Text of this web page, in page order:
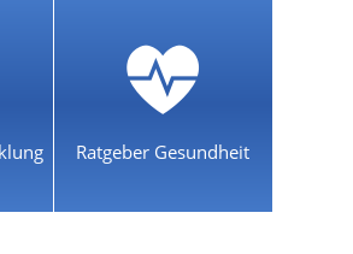
Ratgeber Gesundheit